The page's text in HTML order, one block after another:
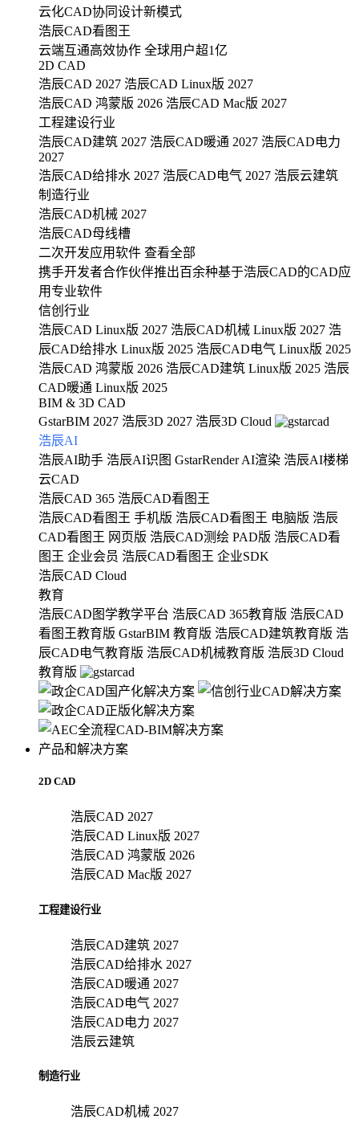
云化CAD协同设计新模式
浩辰CAD看图王
云端互通高效协作 全球用户超1亿
2D CAD
浩辰CAD 2027 浩辰CAD Linux版 2027
浩辰CAD 鸿蒙版 2026 浩辰CAD Mac版 2027
工程建设行业
浩辰CAD建筑 2027 浩辰CAD暖通 2027 浩辰CAD电力
2027
浩辰CAD给排水 2027 浩辰CAD电气 2027 浩辰云建筑
制造行业
浩辰CAD机械 2027
浩辰CAD母线槽
二次开发应用软件 查看全部
携手开发者合作伙伴推出百余种基于浩辰CAD的CAD应
用专业软件
信创行业
浩辰CAD Linux版 2027 浩辰CAD机械 Linux版 2027 浩
辰CAD给排水 Linux版 2025 浩辰CAD电气 Linux版 2025
浩辰CAD 鸿蒙版 2026 浩辰CAD建筑 Linux版 2025 浩辰
CAD暖通 Linux版 2025
BIM & 3D CAD
GstarBIM 2027 浩辰3D 2027 浩辰3D Cloud
浩辰AI
浩辰AI助手 浩辰AI识图 GstarRender AI渲染 浩辰AI楼梯
云CAD
浩辰CAD 365 浩辰CAD看图王
浩辰CAD看图王 手机版 浩辰CAD看图王 电脑版 浩辰
CAD看图王 网页版 浩辰CAD测绘 PAD版 浩辰CAD看
图王 企业会员 浩辰CAD看图王 企业SDK
浩辰CAD Cloud
教育
浩辰CAD图学教学平台 浩辰CAD 365教育版 浩辰CAD
看图王教育版 GstarBIM 教育版 浩辰CAD建筑教育版 浩
辰CAD电气教育版 浩辰CAD机械教育版 浩辰3D Cloud
教育版
产品和解决方案
2D CAD
浩辰CAD 2027
浩辰CAD Linux版 2027
浩辰CAD 鸿蒙版 2026
浩辰CAD Mac版 2027
工程建设行业
浩辰CAD建筑 2027
浩辰CAD给排水 2027
浩辰CAD暖通 2027
浩辰CAD电气 2027
浩辰CAD电力 2027
浩辰云建筑
制造行业
浩辰CAD机械 2027